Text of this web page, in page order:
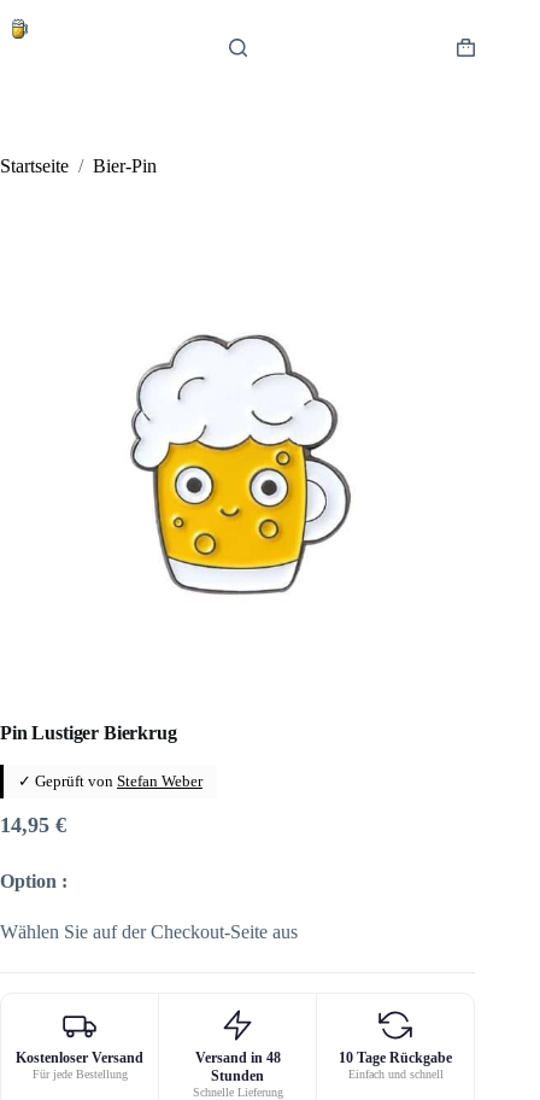
Inhalt
Warenkorb
Startseite / Bier-Pin
Pin Lustiger Bierkrug
✓ Geprüft von Stefan Weber
14,95 €
Option :
Wählen Sie auf der Checkout-Seite aus
Kostenloser Versand
Für jede Bestellung
Versand in 48
Stunden
Schnelle Lieferung
10 Tage Rückgabe
Einfach und schnell